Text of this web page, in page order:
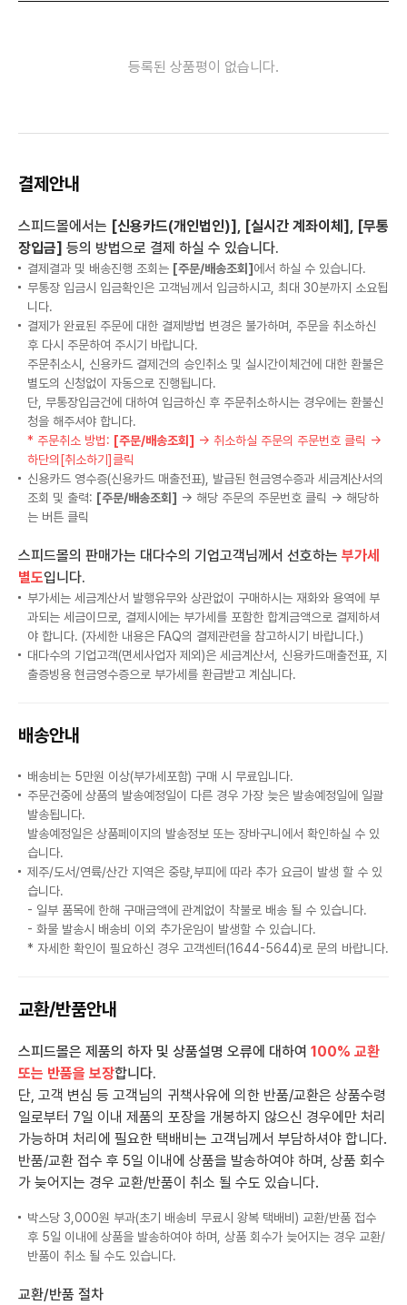
등록된 상품평이 없습니다.
결제안내
스피드몰에서는 [신용카드(개인법인)], [실시간 계좌이체], [무통
장입금] 등의 방법으로 결제 하실 수 있습니다.
결제결과 및 배송진행 조회는 [주문/배송조회] 에서 하실 수 있습니다.
무통장 입금시 입금확인은 고객님께서 입금하시고, 최대 30분까지 소요됩
니다.
결제가 완료된 주문에 대한 결제방법 변경은 불가하며, 주문을 취소하신
후 다시 주문하여 주시기 바랍니다.
주문취소시, 신용카드 결제건의 승인취소 및 실시간이체건에 대한 환불은
별도의 신청없이 자동으로 진행됩니다.
단, 무통장입금건에 대하여 입금하신 후 주문취소하시는 경우에는 환불신
청을 해주셔야 합니다.
* 주문취소 방법: [주문/배송조회] → 취소하실 주문의 주문번호 클릭 →
하단의[취소하기]클릭
신용카드 영수증(신용카드 매출전표), 발급된 현금영수증과 세금계산서의
조회 및 출력: [주문/배송조회] → 해당 주문의 주문번호 클릭 → 해당하
는 버튼 클릭
스피드몰의 판매가는 대다수의 기업고객님께서 선호하는 부가세
별도입니다.
부가세는 세금계산서 발행유무와 상관없이 구매하시는 재화와 용역에 부
과되는 세금이므로, 결제시에는 부가세를 포함한 합계금액으로 결제하셔
야 합니다. (자세한 내용은 FAQ의 결제관련을 참고하시기 바랍니다.)
대다수의 기업고객(면세사업자 제외)은 세금계산서, 신용카드매출전표, 지
출증빙용 현금영수증으로 부가세를 환급받고 계십니다.
배송안내
배송비는 5만원 이상(부가세포함) 구매 시 무료입니다.
주문건중에 상품의 발송예정일이 다른 경우 가장 늦은 발송예정일에 일괄
발송됩니다.
발송예정일은 상품페이지의 발송정보 또는 장바구니에서 확인하실 수 있
습니다.
제주/도서/연륙/산간 지역은 중량,부피에 따라 추가 요금이 발생 할 수 있
습니다.
- 일부 품목에 한해 구매금액에 관계없이 착불로 배송 될 수 있습니다.
- 화물 발송시 배송비 이외 추가운임이 발생할 수 있습니다.
* 자세한 확인이 필요하신 경우 고객센터(1644-5644)로 문의 바랍니다.
교환/반품안내
스피드몰은 제품의 하자 및 상품설명 오류에 대하여 100% 교환
또는 반품을 보장합니다.
단, 고객 변심 등 고객님의 귀책사유에 의한 반품/교환은 상품수령
일로부터 7일 이내 제품의 포장을 개봉하지 않으신 경우에만 처리
가능하며 처리에 필요한 택배비는 고객님께서 부담하셔야 합니다.
반품/교환 접수 후 5일 이내에 상품을 발송하여야 하며, 상품 회수
가 늦어지는 경우 교환/반품이 취소 될 수도 있습니다.
박스당 3,000원 부과(초기 배송비 무료시 왕복 택배비) 교환/반품 접수
후 5일 이내에 상품을 발송하여야 하며, 상품 회수가 늦어지는 경우 교환/
반품이 취소 될 수도 있습니다.
교환/반품 절차